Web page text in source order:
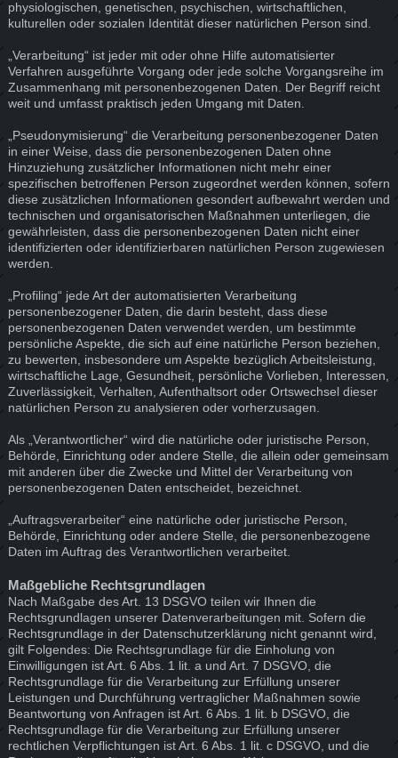
physiologischen, genetischen, psychischen, wirtschaftlichen,
kulturellen oder sozialen Identität dieser natürlichen Person sind.
„Verarbeitung“ ist jeder mit oder ohne Hilfe automatisierter
Verfahren ausgeführte Vorgang oder jede solche Vorgangsreihe im
Zusammenhang mit personenbezogenen Daten. Der Begriff reicht
weit und umfasst praktisch jeden Umgang mit Daten.
„Pseudonymisierung“ die Verarbeitung personenbezogener Daten
in einer Weise, dass die personenbezogenen Daten ohne
Hinzuziehung zusätzlicher Informationen nicht mehr einer
spezifischen betroffenen Person zugeordnet werden können, sofern
diese zusätzlichen Informationen gesondert aufbewahrt werden und
technischen und organisatorischen Maßnahmen unterliegen, die
gewährleisten, dass die personenbezogenen Daten nicht einer
identifizierten oder identifizierbaren natürlichen Person zugewiesen
werden.
„Profiling“ jede Art der automatisierten Verarbeitung
personenbezogener Daten, die darin besteht, dass diese
personenbezogenen Daten verwendet werden, um bestimmte
persönliche Aspekte, die sich auf eine natürliche Person beziehen,
zu bewerten, insbesondere um Aspekte bezüglich Arbeitsleistung,
wirtschaftliche Lage, Gesundheit, persönliche Vorlieben, Interessen,
Zuverlässigkeit, Verhalten, Aufenthaltsort oder Ortswechsel dieser
natürlichen Person zu analysieren oder vorherzusagen.
Als „Verantwortlicher“ wird die natürliche oder juristische Person,
Behörde, Einrichtung oder andere Stelle, die allein oder gemeinsam
mit anderen über die Zwecke und Mittel der Verarbeitung von
personenbezogenen Daten entscheidet, bezeichnet.
„Auftragsverarbeiter“ eine natürliche oder juristische Person,
Behörde, Einrichtung oder andere Stelle, die personenbezogene
Daten im Auftrag des Verantwortlichen verarbeitet.
Maßgebliche Rechtsgrundlagen
Nach Maßgabe des Art. 13 DSGVO teilen wir Ihnen die
Rechtsgrundlagen unserer Datenverarbeitungen mit. Sofern die
Rechtsgrundlage in der Datenschutzerklärung nicht genannt wird,
gilt Folgendes: Die Rechtsgrundlage für die Einholung von
Einwilligungen ist Art. 6 Abs. 1 lit. a und Art. 7 DSGVO, die
Rechtsgrundlage für die Verarbeitung zur Erfüllung unserer
Leistungen und Durchführung vertraglicher Maßnahmen sowie
Beantwortung von Anfragen ist Art. 6 Abs. 1 lit. b DSGVO, die
Rechtsgrundlage für die Verarbeitung zur Erfüllung unserer
rechtlichen Verpflichtungen ist Art. 6 Abs. 1 lit. c DSGVO, und die